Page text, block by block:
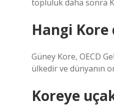
topluluk daha sonra
Hangi Kore
Güney Kore, OECD
ülkedir ve dünyanın
Koreye